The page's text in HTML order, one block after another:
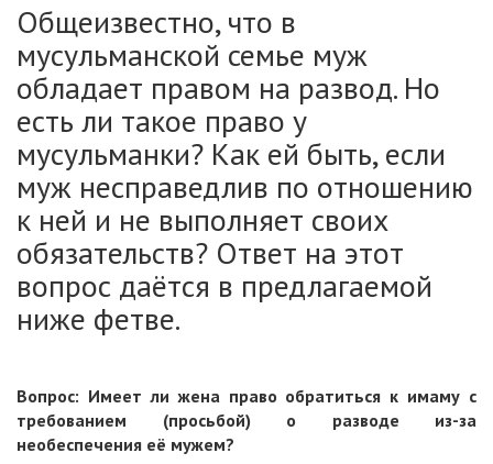
Общеизвестно, что в
мусульманской семье муж
обладает правом на развод. Но
есть ли такое право у
мусульманки? Как ей быть, если
муж несправедлив по отношению
к ней и не выполняет своих
обязательств? Ответ на этот
вопрос даётся в предлагаемой
ниже фетве.
Вопрос: Имеет ли жена право обратиться к имаму с
требованием (просьбой) о разводе из-за
необеспечения её мужем?